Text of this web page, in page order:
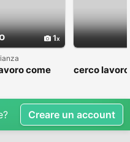
1
come
cerco
Creare un account